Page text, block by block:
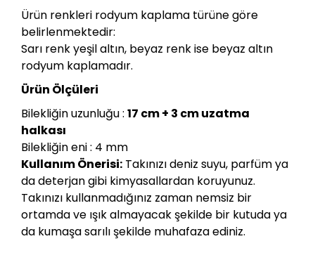
Ürün renkleri rodyum kaplama türüne göre
belirlenmektedir:
Sarı renk yeşil altın, beyaz renk ise beyaz altın
rodyum kaplamadır.
Ürün Ölçüleri
Bilekliğin uzunluğu : 17 cm + 3 cm uzatma
halkası
Bilekliğin eni : 4 mm
Kullanım Önerisi: Takınızı deniz suyu, parfüm ya
da deterjan gibi kimyasallardan koruyunuz.
Takınızı kullanmadığınız zaman nemsiz bir
ortamda ve ışık almayacak şekilde bir kutuda ya
da kumaşa sarılı şekilde muhafaza ediniz.